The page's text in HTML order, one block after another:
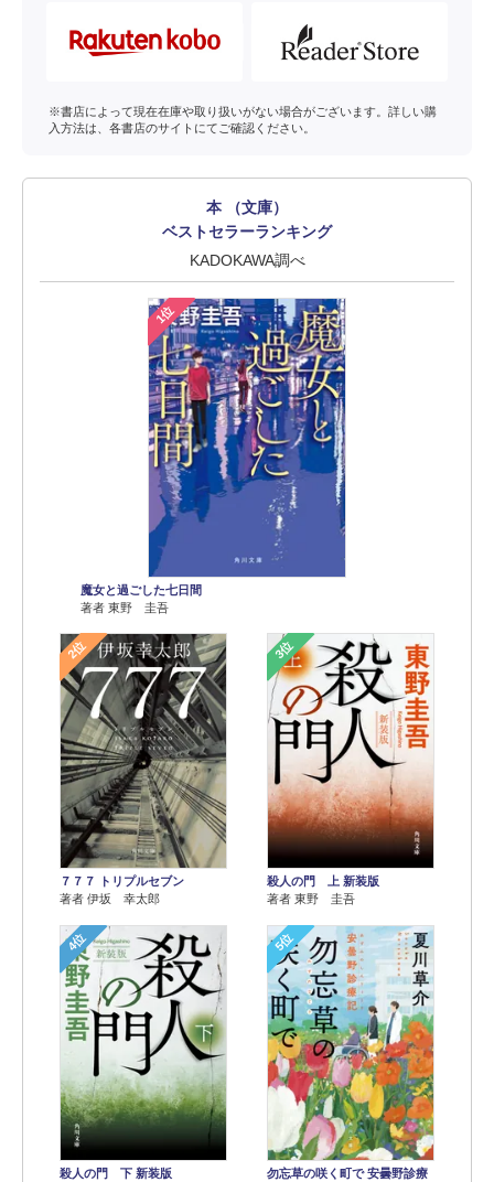
※書店によって現在在庫や取り扱いがない場合がございます。詳しい購
入方法は、各書店のサイトにてご確認ください。
本 （文庫）
ベストセラーランキング
KADOKAWA調べ
1位
魔女と過ごした七日間
著者 東野 圭吾
2位
７７７ トリプルセブン
著者 伊坂 幸太郎
3位
殺人の門 上 新装版
著者 東野 圭吾
4位
殺人の門 下 新装版
5位
勿忘草の咲く町で 安曇野診療